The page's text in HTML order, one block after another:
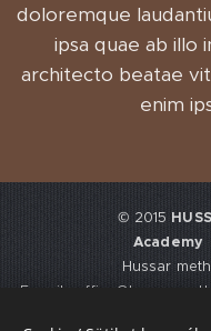
doloremque
ipsa quae ab illo
architecto beatae
enim
© 2015
Hussar
E-mail:
Flat 3, 9.